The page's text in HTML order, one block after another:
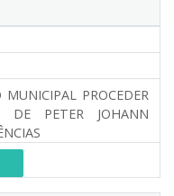
PROCEDER
DE PETER JOHANN